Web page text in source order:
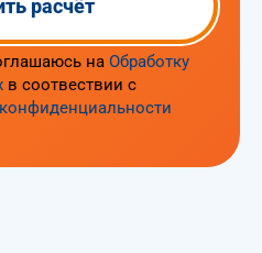
на Обработку
в соотвествии с